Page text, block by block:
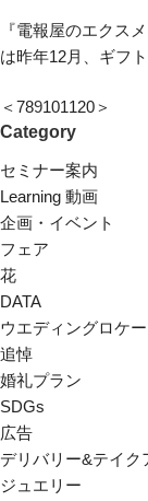
『電報屋のエクス
は昨年12月、ギフ
＜789101120＞
Category
セミナー案内
Learning 動画
企画・イベント
フェア
花
DATA
ウエディングロケ
追悼
婚礼プラン
SDGs
広告
デリバリー&テイク
ジュエリー